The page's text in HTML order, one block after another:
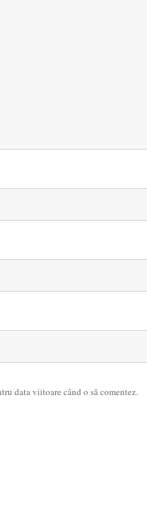
data viitoare când o să comentez.